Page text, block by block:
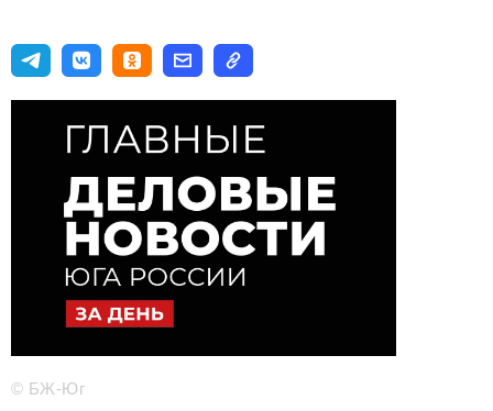
Сделано в России
Точки роста
Персона
Инвестиции
Управление
Энергетика
© БЖ-Юг